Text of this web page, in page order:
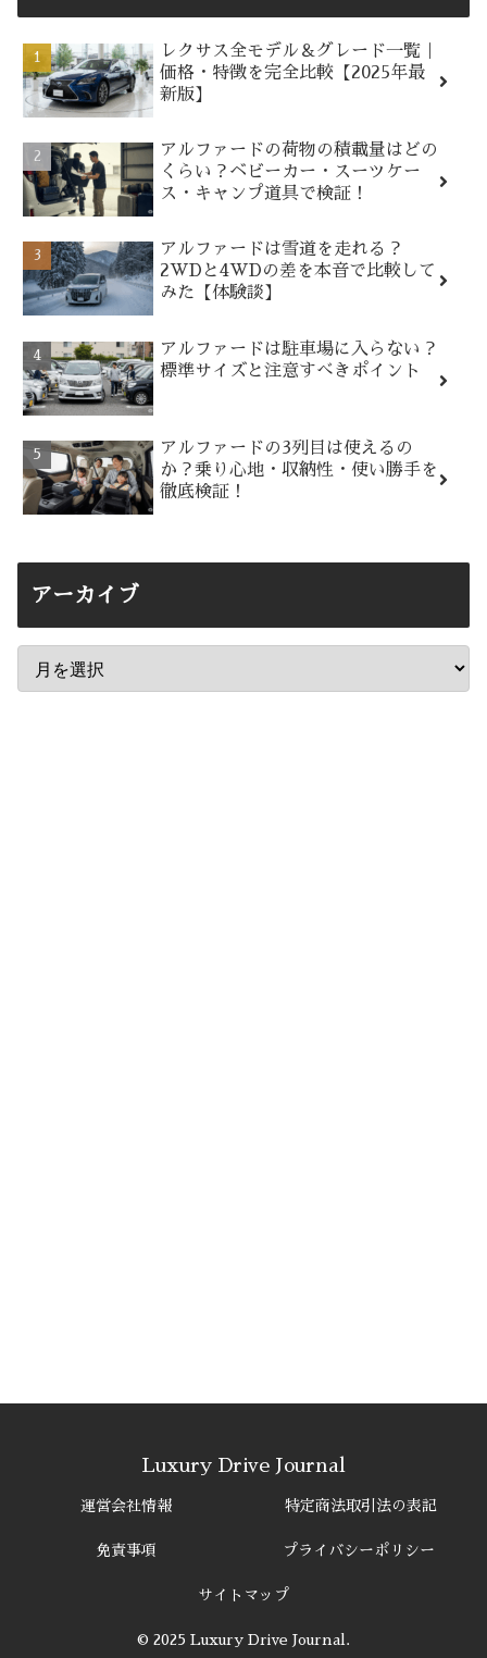
レクサス全モデル＆グレード一覧｜
価格・特徴を完全比較【2025年最
新版】
アルファードの荷物の積載量はどの
くらい？ベビーカー・スーツケー
ス・キャンプ道具で検証！
アルファードは雪道を走れる？
2WDと4WDの差を本音で比較して
みた【体験談】
アルファードは駐車場に入らない？
標準サイズと注意すべきポイント
アルファードの3列目は使えるの
か？乗り心地・収納性・使い勝手を
徹底検証！
アーカイブ
Luxury Drive Journal
運営会社情報 特定商法取引法の表記
免責事項 プライバシーポリシー
サイトマップ
© 2025 Luxury Drive Journal.